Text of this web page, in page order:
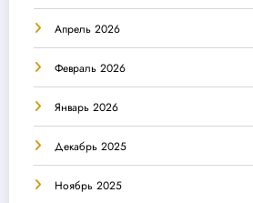
Апрель 2026
Февраль 2026
Январь 2026
Декабрь 2025
Ноябрь 2025